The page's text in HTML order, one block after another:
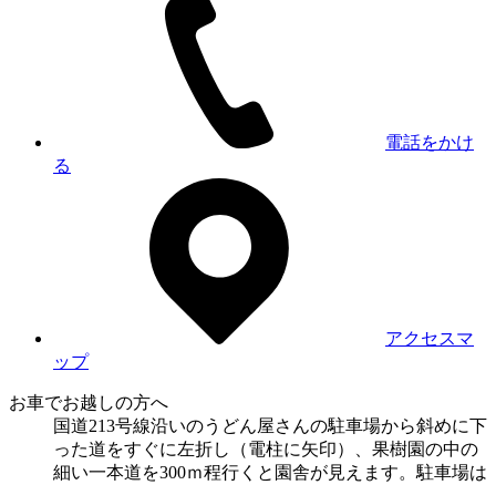
電話をかけ
る
アクセスマ
ップ
お車でお越しの方へ
国道213号線沿いのうどん屋さんの駐車場から斜めに下
った道をすぐに左折し（電柱に矢印）、果樹園の中の
細い一本道を300ｍ程行くと園舎が見えます。駐車場は